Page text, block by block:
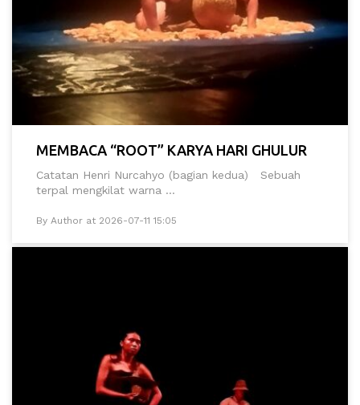
MEMBACA “ROOT” KARYA HARI GHULUR
Catatan Henri Nurcahyo (bagian kedua) Sebuah
terpal mengkilat warna ...
By Author at 2026-07-11 15:05